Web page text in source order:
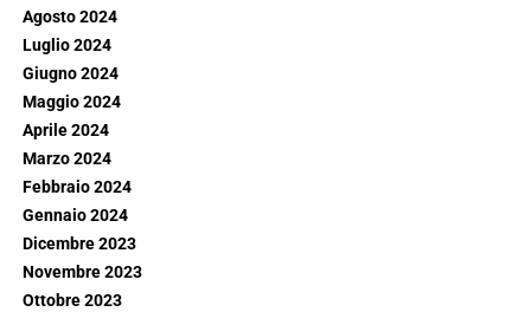
Agosto 2024
Luglio 2024
Giugno 2024
Maggio 2024
Aprile 2024
Marzo 2024
Febbraio 2024
Gennaio 2024
Dicembre 2023
Novembre 2023
Ottobre 2023